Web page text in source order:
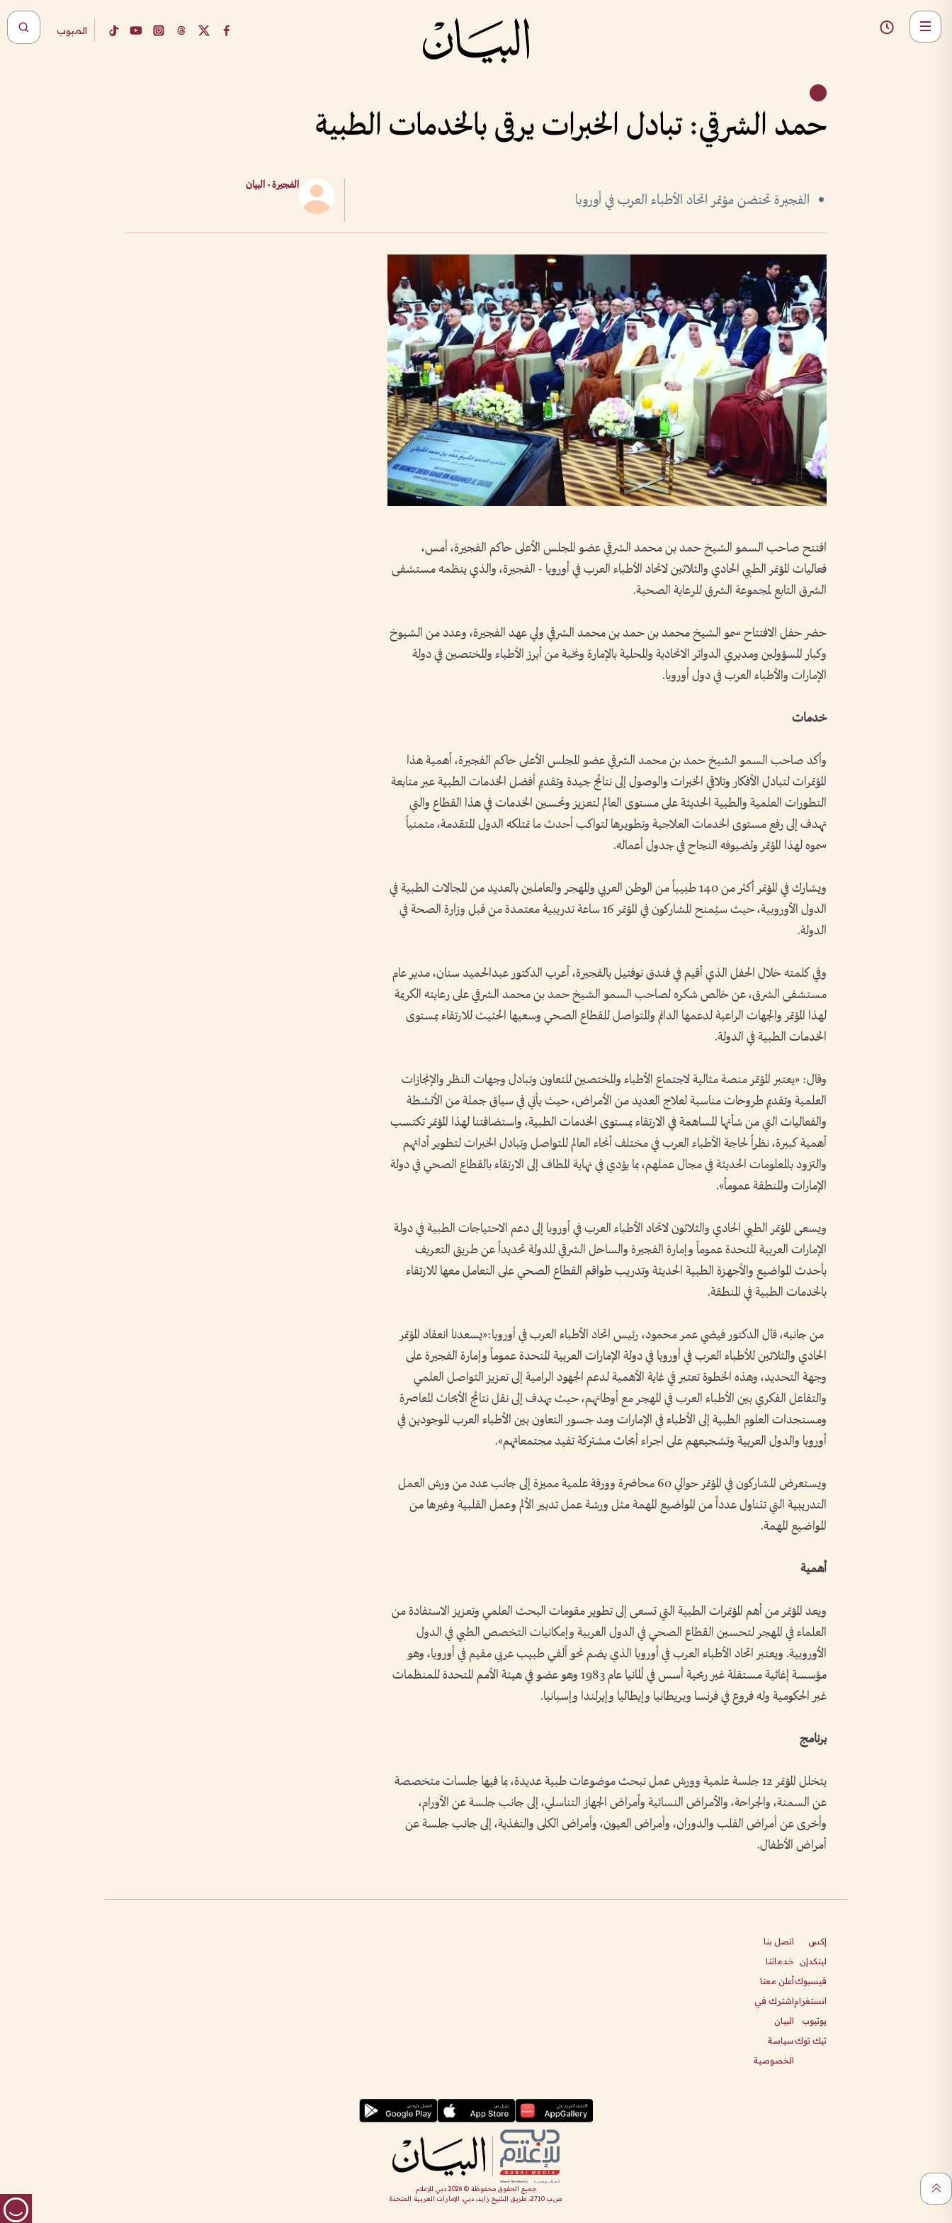
المبوب
حمد الشرقي: تبادل الخبرات يرقى بالخدمات الطبية
الفجيرة تحتضن مؤتمر اتحاد الأطباء العرب في أوروبا
الفجيرة - البيان
افتتح صاحب السمو الشيخ حمد بن محمد الشرقي عضو المجلس الأعلى حاكم الفجيرة، أمس،
فعاليات المؤتمر الطبي الحادي والثلاثين لاتحاد الأطباء العرب في أوروبا - الفجيرة، والذي ينظمه مستشفى
الشرق التابع لمجموعة الشرق للرعاية الصحية.
حضر حفل الافتتاح سمو الشيخ محمد بن حمد بن محمد الشرقي ولي عهد الفجيرة، وعدد من الشيوخ
وكبار المسؤولين ومديري الدوائر الاتحادية والمحلية بالإمارة ونخبة من أبرز الأطباء والمختصين في دولة
الإمارات والأطباء العرب في دول أوروبا.
خدمات
وأكد صاحب السمو الشيخ حمد بن محمد الشرقي عضو المجلس الأعلى حاكم الفجيرة، أهمية هذا
المؤتمرات لتبادل الأفكار وتلاقي الخبرات والوصول إلى نتائج جيدة وتقديم أفضل الخدمات الطبية عبر متابعة
التطورات العلمية والطبية الحديثة على مستوى العالم لتعزيز وتحسين الخدمات في هذا القطاع والتي
تهدف إلى رفع مستوى الخدمات العلاجية وتطويرها لتواكب أحدث ما تمتلكه الدول المتقدمة، متمنياً
سموه لهذا المؤتمر ولضيوفه النجاح في جدول أعماله.
ويشارك في المؤتمر أكثر من 140 طبيباً من الوطن العربي والمهجر والعاملين بالعديد من المجالات الطبية في
الدول الأوروبية، حيث سيُمنح المشاركون في المؤتمر 16 ساعة تدريبية معتمدة من قبل وزارة الصحة في
الدولة.
وفي كلمته خلال الحفل الذي أقيم في فندق نوفتيل بالفجيرة، أعرب الدكتور عبدالحميد سنان، مدير عام
مستشفى الشرق، عن خالص شكره لصاحب السمو الشيخ حمد بن محمد الشرقي على رعايته الكريمة
لهذا المؤتمر والجهات الراعية لدعمها الدائم والمتواصل للقطاع الصحي وسعيها الحثيث للارتقاء بمستوى
الخدمات الطبية في الدولة.
وقال: «يعتبر المؤتمر منصة مثالية لاجتماع الأطباء والمختصين للتعاون وتبادل وجهات النظر والإنجازات
العلمية وتقديم طروحات مناسبة لعلاج العديد من الأمراض، حيث يأتي في سياق جملة من الأنشطة
والفعاليات التي من شأنها المساهمة في الارتقاء بمستوى الخدمات الطبية، واستضافتنا لهذا المؤتمر تكتسب
أهمية كبيرة، نظراً لحاجة الأطباء العرب في مختلف أنحاء العالم للتواصل وتبادل الخبرات لتطوير أدائهم
والتزود بالمعلومات الحديثة في مجال عملهم، بما يؤدي في نهاية المطاف إلى الارتقاء بالقطاع الصحي في دولة
الإمارات والمنطقة عموماً».
ويسعى المؤتمر الطبي الحادي والثلاثون لاتحاد الأطباء العرب في أوروبا إلى دعم الاحتياجات الطبية في دولة
الإمارات العربية المتحدة عموماً وإمارة الفجيرة والساحل الشرقي للدولة تحديداً عن طريق التعريف
بأحدث المواضيع والأجهزة الطبية الحديثة وتدريب طواقم القطاع الصحي على التعامل معها للارتقاء
بالخدمات الطبية في المنطقة.
من جانبه، قال الدكتور فيضي عمر محمود، رئيس اتحاد الأطباء العرب في أوروبا:«يسعدنا انعقاد المؤتمر
الحادي والثلاثين للأطباء العرب في أوروبا في دولة الإمارات العربية المتحدة عموماً وإمارة الفجيرة على
وجهة التحديد، وهذه الخطوة تعتبر في غاية الأهمية لدعم الجهود الرامية إلى تعزيز التواصل العلمي
والتفاعل الفكري بين الأطباء العرب في المهجر مع أوطانهم، حيث يهدف إلى نقل نتائج الأبحاث المعاصرة
ومستجدات العلوم الطبية إلى الأطباء في الإمارات ومد جسور التعاون بين الأطباء العرب الموجودين في
أوروبا والدول العربية وتشجيعهم على اجراء أبحاث مشتركة تفيد مجتمعاتهم».
ويستعرض المشاركون في المؤتمر حوالي 60 محاضرة وورقة علمية مميزة إلى جانب عدد من ورش العمل
التدريبية التي تتناول عدداً من المواضيع المهمة مثل ورشة عمل تدبير الألم وعمل القلبية وغيرها من
المواضيع المهمة.
أهمية
ويعد المؤتمر من أهم المؤتمرات الطبية التي تسعى إلى تطوير مقومات البحث العلمي وتعزيز الاستفادة من
العلماء في المهجر لتحسين القطاع الصحي في الدول العربية وإمكانيات التخصص الطبي في الدول
الأوروبية. ويعتبر اتحاد الأطباء العرب في أوروبا الذي يضم نحو ألفي طبيب عربي مقيم في أوروبا، وهو
مؤسسة إغاثية مستقلة غير ربحية أسس في ألمانيا عام 1983 وهو عضو في هيئة الأمم المتحدة للمنظمات
غير الحكومية وله فروع في فرنسا وبريطانيا وإيطاليا وإيرلندا وإسبانيا.
برنامج
يتخلل المؤتمر 12 جلسة علمية وورش عمل تبحث موضوعات طبية عديدة، بما فيها جلسات متخصصة
عن السمنة، والجراحة، والأمراض النسائية وأمراض الجهاز التناسلي، إلى جانب جلسة عن الأورام،
وأخرى عن أمراض القلب والدوران، وأمراض العيون، وأمراض الكلى والتغذية، إلى جانب جلسة عن
أمراض الأطفال.
إكس
لينكدإن
فيسبوك
انستغرام
يوتيوب
تيك توك
اتصل بنا
خدماتنا
أعلن معنا
اشترك في
البيان
سياسة
الخصوصية
جميع الحقوق محفوظة ©2026 دبي للإعلام
ص.ب 2710، طريق الشيخ زايد، دبي، الإمارات العربية المتحدة